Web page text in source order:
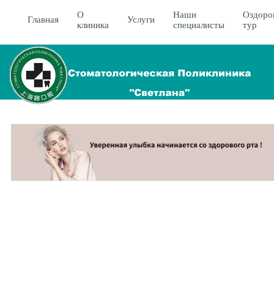
Главная
О
клиника
Услуги
Наши
специалисты
тур